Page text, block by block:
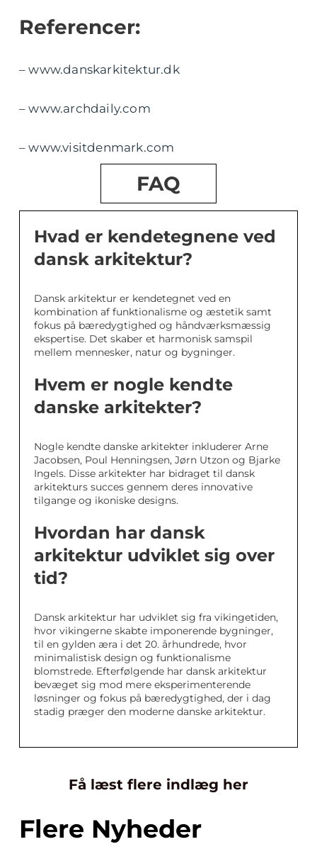
Referencer:
– www.danskarkitektur.dk
– www.archdaily.com
– www.visitdenmark.com
FAQ
Hvad er kendetegnene ved
dansk arkitektur?
Dansk arkitektur er kendetegnet ved en
kombination af funktionalisme og æstetik samt
fokus på bæredygtighed og håndværksmæssig
ekspertise. Det skaber et harmonisk samspil
mellem mennesker, natur og bygninger.
Hvem er nogle kendte
danske arkitekter?
Nogle kendte danske arkitekter inkluderer Arne
Jacobsen, Poul Henningsen, Jørn Utzon og Bjarke
Ingels. Disse arkitekter har bidraget til dansk
arkitekturs succes gennem deres innovative
tilgange og ikoniske designs.
Hvordan har dansk
arkitektur udviklet sig over
tid?
Dansk arkitektur har udviklet sig fra vikingetiden,
hvor vikingerne skabte imponerende bygninger,
til en gylden æra i det 20. århundrede, hvor
minimalistisk design og funktionalisme
blomstrede. Efterfølgende har dansk arkitektur
bevæget sig mod mere eksperimenterende
løsninger og fokus på bæredygtighed, der i dag
stadig præger den moderne danske arkitektur.
Få læst flere indlæg her
Flere Nyheder